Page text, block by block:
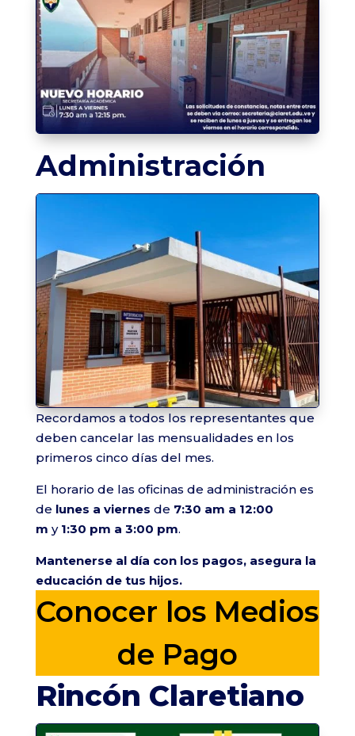
Administración
Recordamos a todos los representantes que
deben cancelar las mensualidades en los
primeros cinco días del mes.
El horario de las oficinas de administración es
de lunes a viernes de 7:30 am a 12:00
m y 1:30 pm a 3:00 pm.
Mantenerse al día con los pagos, asegura la
educación de tus hijos.
Conocer los Medios
de Pago
Rincón Claretiano